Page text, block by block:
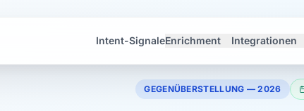
Intent-SignaleEnrichment Integrationen
GEGENÜBERSTELLUNG — 2026